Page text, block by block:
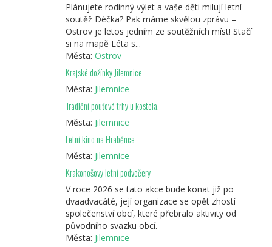
Plánujete rodinný výlet a vaše děti milují letní
soutěž Déčka? Pak máme skvělou zprávu –
Ostrov je letos jedním ze soutěžních míst! Stačí
si na mapě Léta s...
Města: Ostrov
Krajské dožínky Jilemnice
Města: Jilemnice
Tradiční pouťové trhy u kostela.
Města: Jilemnice
Letní kino na Hraběnce
Města: Jilemnice
Krakonošovy letní podvečery
V roce 2026 se tato akce bude konat již po
dvaadvacáté, její organizace se opět zhostí
společenství obcí, které přebralo aktivity od
původního svazku obcí.
Města: Jilemnice